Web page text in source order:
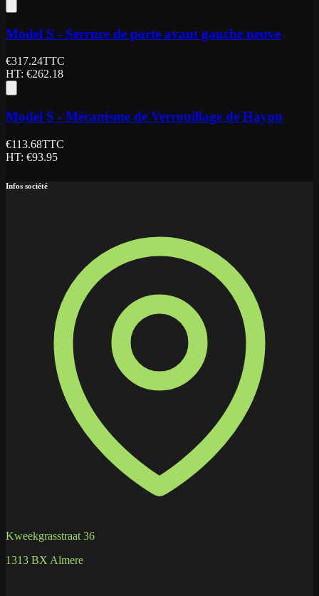
Model S - Serrure de porte avant gauche neuve
€317.24TTC
HT: €262.18
Model S - Mécanisme de Verrouillage de Hayon
€113.68TTC
HT: €93.95
Infos société
Kweekgrasstraat 36
1313 BX Almere